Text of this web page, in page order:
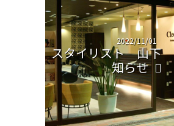
2022/11/01
スタイリスト 山下
知らせ